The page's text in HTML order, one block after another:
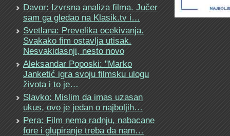
Davor: Izvrsna analiza filma. Jučer
sam ga gledao na Klasik.tv i…
Svetlana: Prevelika ocekivanja.
Svakako fim ostavlja utisak.
Nesvakidasnji, nesto novo
Aleksandar Poposki: "Marko
Janketić igra svoju filmsku ulogu
života i to je…
Slavko: Mislim da imas uzasan
ukus, ovo je jedan o najboljih…
Pera: Film nema radnju, nabacane
fore i glupiranje treba da nam…